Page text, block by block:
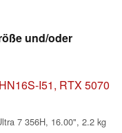
und/oder
I51, RTX 5070
7 356H, 16.00", 2.2 kg